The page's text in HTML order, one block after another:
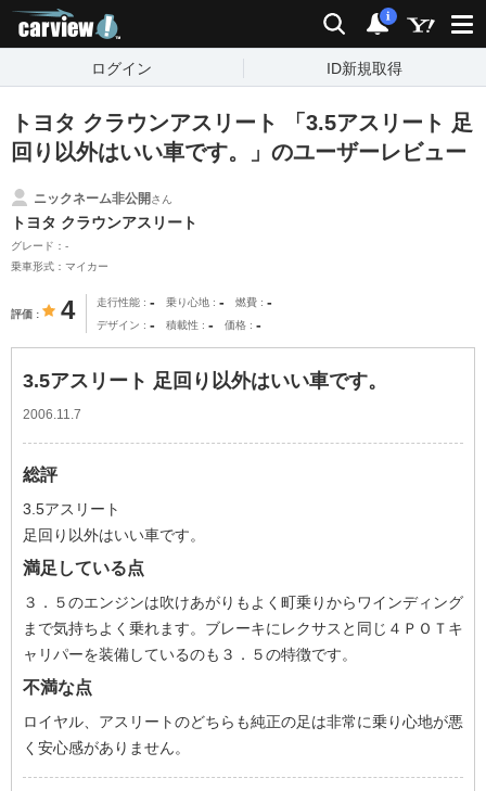
検索 通知
i
ログイン ID新規取得
トヨタ クラウンアスリート 「3.5アスリート 足
回り以外はいい車です。」のユーザーレビュー
ニックネーム非公開さん
トヨタ クラウンアスリート
グレード：-
乗車形式：マイカー
評価 4 走行性能 - 乗り心地 - 燃費 -
デザイン - 積載性 - 価格 -
3.5アスリート 足回り以外はいい車です。
2006.11.7
総評
3.5アスリート
足回り以外はいい車です。
満足している点
３．５のエンジンは吹けあがりもよく町乗りからワインディング
まで気持ちよく乗れます。ブレーキにレクサスと同じ４ＰＯＴキ
ャリパーを装備しているのも３．５の特徴です。
不満な点
ロイヤル、アスリートのどちらも純正の足は非常に乗り心地が悪
く安心感がありません。